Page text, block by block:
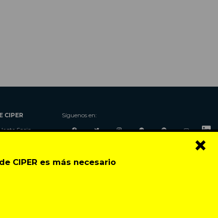
CIPER es más necesario
×
CIPER
Socio
Contacto
Síguenos en: